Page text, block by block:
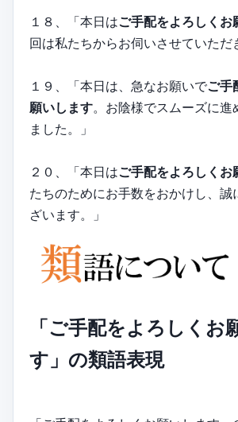
１８、「本日はご手配をよろしくお
回は私たちからお伺いさせていただ
１９、「本日は、急なお願いでご手
願いします。お陰様でスムーズに進
ました。」
２０、「本日はご手配をよろしくお
たちのためにお手数をおかけし、誠
ざいます。」
「ご手配をよろしくお
す」の類語表現